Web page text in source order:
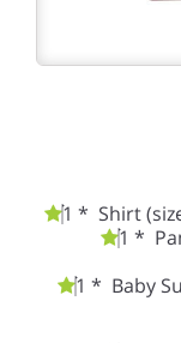
1 * Shirt
1 *
1 * Baby